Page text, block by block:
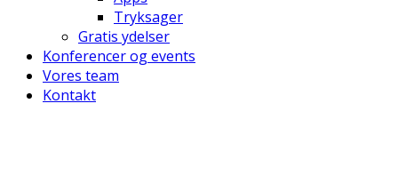
Tryksager
Gratis ydelser
Konferencer og events
Vores team
Kontakt